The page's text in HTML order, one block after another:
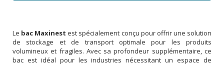
Le bac Maxinest est spécialement conçu pour offrir une solution
de stockage et de transport optimale pour les produits
volumineux et fragiles. Avec sa profondeur supplémentaire, ce
bac est idéal pour les industries nécessitant un espace de